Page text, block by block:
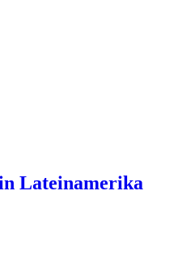
Lateinamerika